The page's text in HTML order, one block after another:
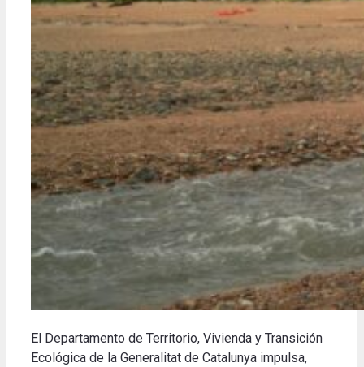
El Departamento de Territorio, Vivienda y Transición
Ecológica de la Generalitat de Catalunya impulsa,